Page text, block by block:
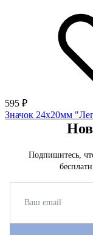
595 ₽
Значок 24х20мм
Подпишитесь,